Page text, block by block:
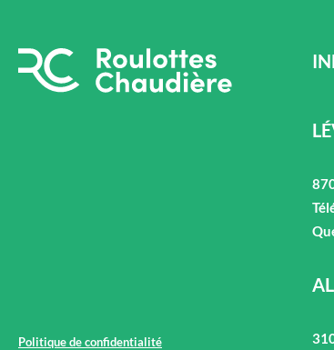
Politique de confidentialité